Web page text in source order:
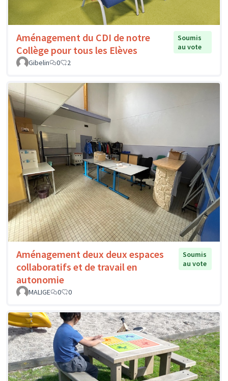
Aménagement du CDI de notre
Collège pour tous les Elèves
Soumis
au vote
Gibelin
0 2
Aménagement deux deux espaces
collaboratifs et de travail en
autonomie
Soumis
au vote
MALIGE 0 0